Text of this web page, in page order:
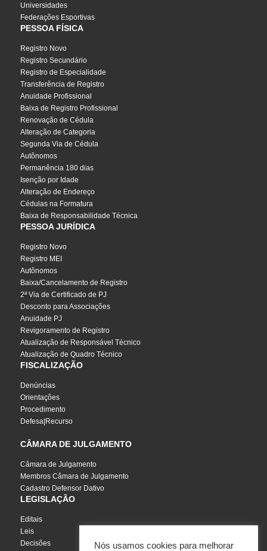
Universidades
Federações Esportivas
PESSOA FÍSICA
Registro Novo
Registro Secundário
Registro de Especialidade
Transferência de Registro
Anuidade Profissional
Baixa de Registro Profissional
Renovação de Cédula
Alteração de Categoria
Segunda Via de Cédula
Autônomos
Permanência 180 dias
Isenção por Idade
Alteração de Endereço
Cédulas na Formatura
Baixa de Responsabilidade Técnica
PESSOA JURÍDICA
Registro Novo
Registro MEI
Autônomos
Baixa/Cancelamento de Registro
2ª Via de Certificado de PJ
Desconto para Associações
Anuidade PJ
Revigoramento de Registro
Atualização de Responsável Técnico
Atualização de Quadro Técnico
FISCALIZAÇÃO
Denúncias
Orientações
Procedimento
Defesa|Recurso
CÂMARA DE JULGAMENTO
Câmara de Julgamento
Membros Câmara de Julgamento
Cadastro Defensor Dativo
LEGISLAÇÃO
Editais
Leis
Decisões
Nós usamos cookies para melhorar